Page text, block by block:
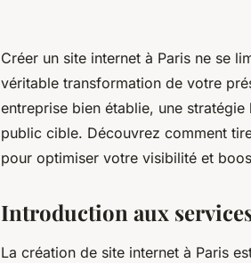
Créer un site internet à Paris ne se
véritable transformation de votre
entreprise bien établie, une
public cible. Découvrez comment
pour optimiser votre visibilité et
Introduction aux
La création de site internet à Paris